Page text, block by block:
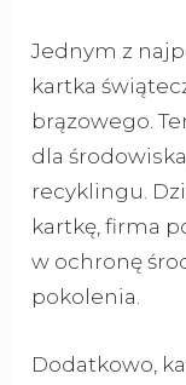
Jednym z
kartka
brązowego.
dla
recyklingu.
kartkę, firma
w ochronę
pokolenia.
Dodatkowo,